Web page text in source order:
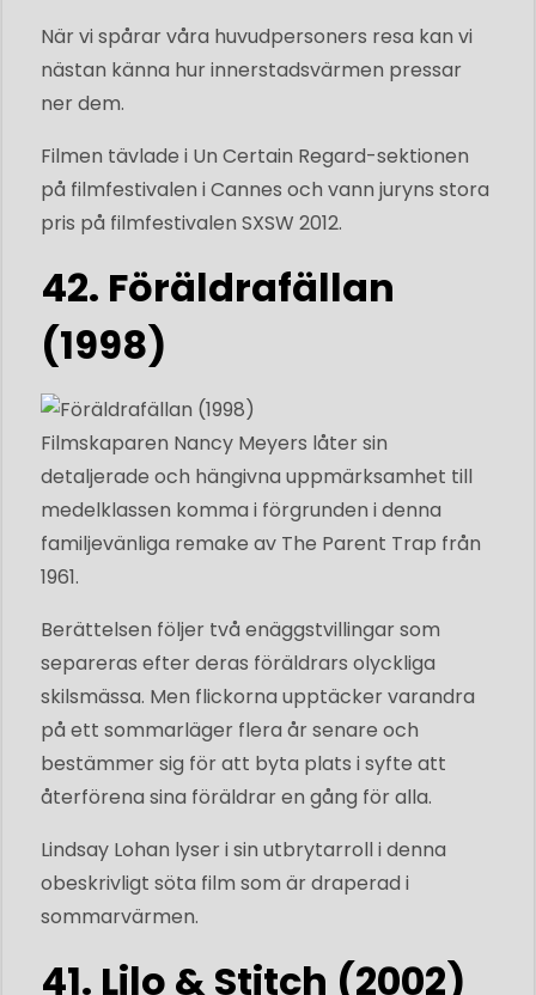
När vi spårar våra huvudpersoners resa kan vi
nästan känna hur innerstadsvärmen pressar
ner dem.
Filmen tävlade i Un Certain Regard-sektionen
på filmfestivalen i Cannes och vann juryns stora
pris på filmfestivalen SXSW 2012.
42. Föräldrafällan
(1998)
Filmskaparen Nancy Meyers låter sin
detaljerade och hängivna uppmärksamhet till
medelklassen komma i förgrunden i denna
familjevänliga remake av The Parent Trap från
1961.
Berättelsen följer två enäggstvillingar som
separeras efter deras föräldrars olyckliga
skilsmässa. Men flickorna upptäcker varandra
på ett sommarläger flera år senare och
bestämmer sig för att byta plats i syfte att
återförena sina föräldrar en gång för alla.
Lindsay Lohan lyser i sin utbrytarroll i denna
obeskrivligt söta film som är draperad i
sommarvärmen.
41. Lilo & Stitch (2002)